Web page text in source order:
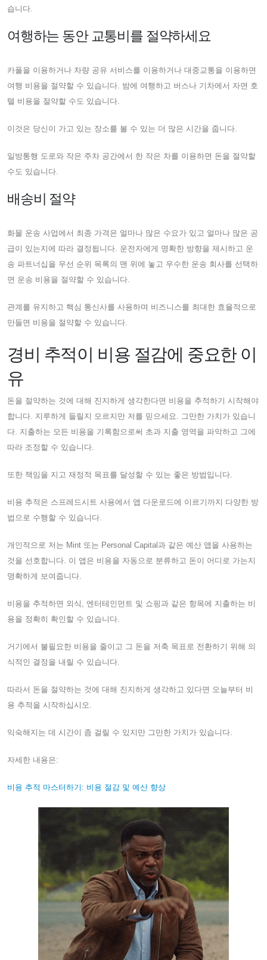
습니다.
여행하는 동안 교통비를 절약하세요
카풀을 이용하거나 차량 공유 서비스를 이용하거나 대중교통을 이용하면
여행 비용을 절약할 수 있습니다. 밤에 여행하고 버스나 기차에서 자면 호
텔 비용을 절약할 수도 있습니다.
이것은 당신이 가고 있는 장소를 볼 수 있는 더 많은 시간을 줍니다.
일방통행 도로와 작은 주차 공간에서 한 작은 차를 이용하면 돈을 절약할
수도 있습니다.
배송비 절약
화물 운송 사업에서 최종 가격은 얼마나 많은 수요가 있고 얼마나 많은 공
급이 있는지에 따라 결정됩니다. 운전자에게 명확한 방향을 제시하고 운
송 파트너십을 우선 순위 목록의 맨 위에 놓고 우수한 운송 회사를 선택하
면 운송 비용을 절약할 수 있습니다.
관계를 유지하고 핵심 통신사를 사용하며 비즈니스를 최대한 효율적으로
만들면 비용을 절약할 수 있습니다.
경비 추적이 비용 절감에 중요한 이
유
돈을 절약하는 것에 대해 진지하게 생각한다면 비용을 추적하기 시작해야
합니다. 지루하게 들릴지 모르지만 저를 믿으세요. 그만한 가치가 있습니
다. 지출하는 모든 비용을 기록함으로써 초과 지출 영역을 파악하고 그에
따라 조정할 수 있습니다.
또한 책임을 지고 재정적 목표를 달성할 수 있는 좋은 방법입니다.
비용 추적은 스프레드시트 사용에서 앱 다운로드에 이르기까지 다양한 방
법으로 수행할 수 있습니다.
개인적으로 저는 Mint 또는 Personal Capital과 같은 예산 앱을 사용하는
것을 선호합니다. 이 앱은 비용을 자동으로 분류하고 돈이 어디로 가는지
명확하게 보여줍니다.
비용을 추적하면 외식, 엔터테인먼트 및 쇼핑과 같은 항목에 지출하는 비
용을 정확히 확인할 수 있습니다.
거기에서 불필요한 비용을 줄이고 그 돈을 저축 목표로 전환하기 위해 의
식적인 결정을 내릴 수 있습니다.
따라서 돈을 절약하는 것에 대해 진지하게 생각하고 있다면 오늘부터 비
용 추적을 시작하십시오.
익숙해지는 데 시간이 좀 걸릴 수 있지만 그만한 가치가 있습니다.
자세한 내용은:
비용 추적 마스터하기: 비용 절감 및 예산 향상